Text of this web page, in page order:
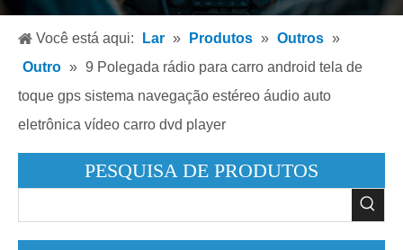
Download
Notícias
Contate-nos
Você está aqui: Lar » Produtos » Outros »
Outro » 9 Polegada rádio para carro android tela de
toque gps sistema navegação estéreo áudio auto
eletrônica vídeo carro dvd player
PESQUISA DE PRODUTOS